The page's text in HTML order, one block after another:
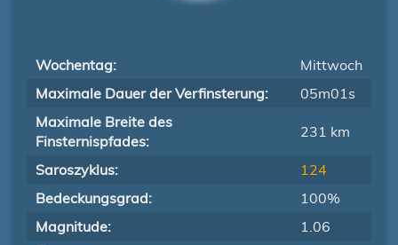
Wochentag:
Mittwoch
Maximale Dauer der Verfinsterung:
05m01s
Maximale Breite des
Finsternispfades:
231 km
Saroszyklus:
124
Bedeckungsgrad:
100%
Magnitude:
1.06